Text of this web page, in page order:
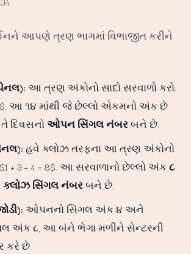
આપણે ત્રણ ભાગમાં વિભાજીત કરીને
આ ત્રણ અંકોનો સાદો સરવાળો કરો:
14$. આ ૧૪ માંથી જે છેલ્લો એકમનો અંક છે
તે દિવસનોઓપન સિંગલ નંબરબને છે.
હવે ક્લોઝ તરફના આ ત્રણ અંકોનો
+ 3 + 4 = 8$. આ સરવાળાનો છેલ્લો અંક૮
ક્લોઝ સિંગલ નંબરબને છે.
ઓપનનો સિંગલ અંક ૪ અને
અંક ૮, આ બંને ભેગા મળીને સેન્ટરની
કરે છે.